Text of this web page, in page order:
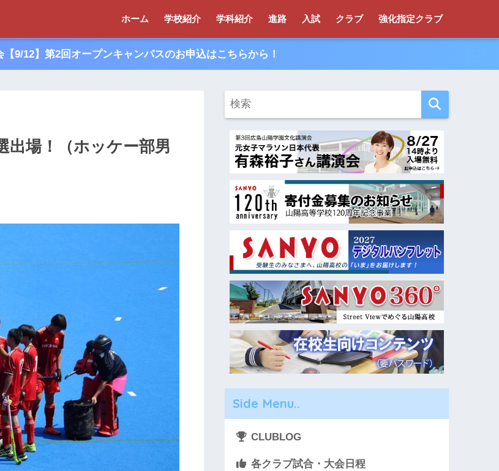
ホーム 学校紹介 学科紹介 進路 入試 クラブ 強化指定クラブ
【9/12】第2回オープンキャンパスのお申込はこちらから！
出場！（ホッケー部男
Side Menu..
CLUBLOG
各クラブ試合・大会日程